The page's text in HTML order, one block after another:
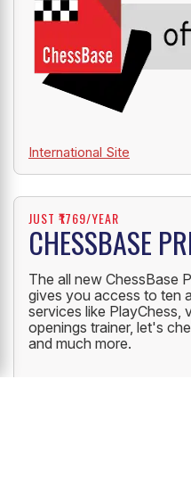
International Site
JUST ₹1769/YEAR
CHESSBASE
The all new ChessBase
gives you access to ten
services like PlayChess,
openings trainer, let's
and much more.